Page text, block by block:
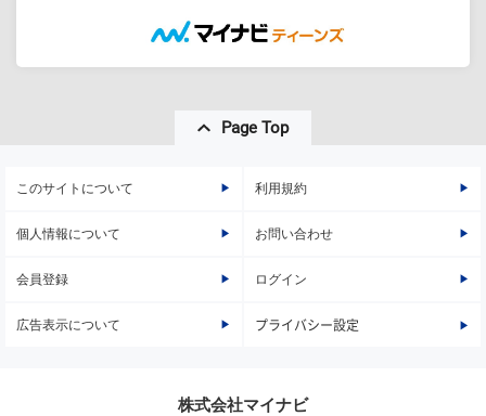
Page Top
このサイトについて 利用規約
個人情報について お問い合わせ
会員登録 ログイン
広告表示について プライバシー設定
株式会社マイナビ